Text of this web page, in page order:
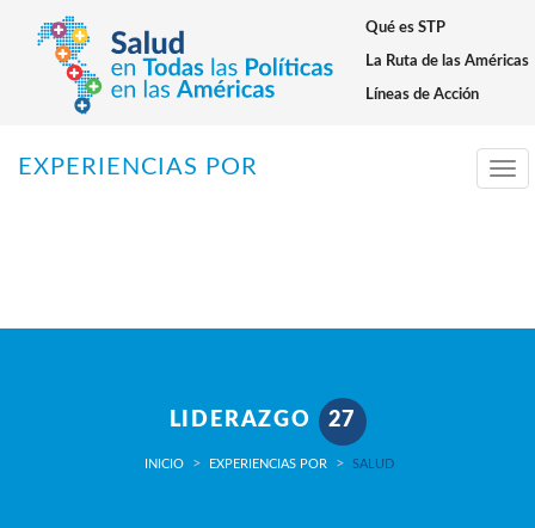
Warning: setcookie() expects parameter 3 to be long, array given in
/home/saludentodaslasp/public_html/inc/
114
Qué es STP
La Ruta de las Américas
Líneas de Acción
EXPERIENCIAS POR
LIDERAZGO 27
INICIO EXPERIENCIAS POR SALUD